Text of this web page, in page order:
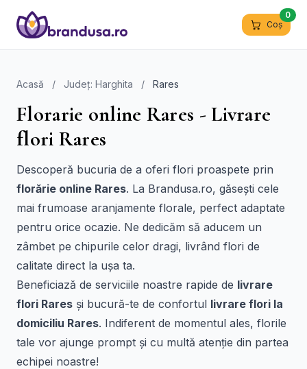
Coș
0
Acasă / Județ: Harghita / Rares
Florarie online Rares - Livrare
flori Rares
Descoperă bucuria de a oferi flori proaspete prin
florărie online Rares. La Brandusa.ro, găsești cele
mai frumoase aranjamente florale, perfect adaptate
pentru orice ocazie. Ne dedicăm să aducem un
zâmbet pe chipurile celor dragi, livrând flori de
calitate direct la ușa ta.
Beneficiază de serviciile noastre rapide de livrare
flori Rares și bucură-te de confortul livrare flori la
domiciliu Rares. Indiferent de momentul ales, florile
tale vor ajunge prompt și cu multă atenție din partea
echipei noastre!